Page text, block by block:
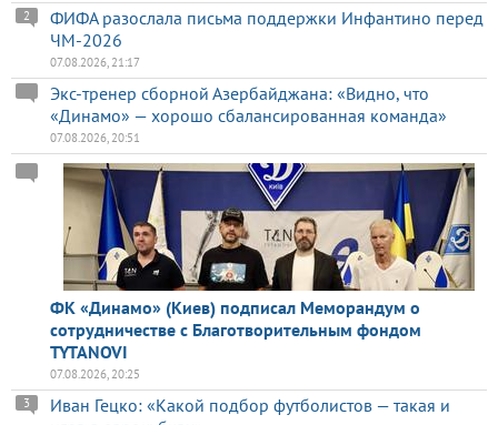
ФИФА разослала письма поддержки Инфантино перед
ЧМ-2026
2
07.08.2026, 21:17
Экс-тренер сборной Азербайджана: «Видно, что
«Динамо» — хорошо сбалансированная команда»
07.08.2026, 20:51
ФК «Динамо» (Киев) подписал Меморандум о
сотрудничестве с Благотворительным фондом
TYTANOVI
07.08.2026, 20:25
Иван Гецко: «Какой подбор футболистов — такая и
3